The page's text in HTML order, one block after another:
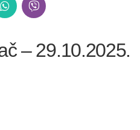
– 29.10.2025.